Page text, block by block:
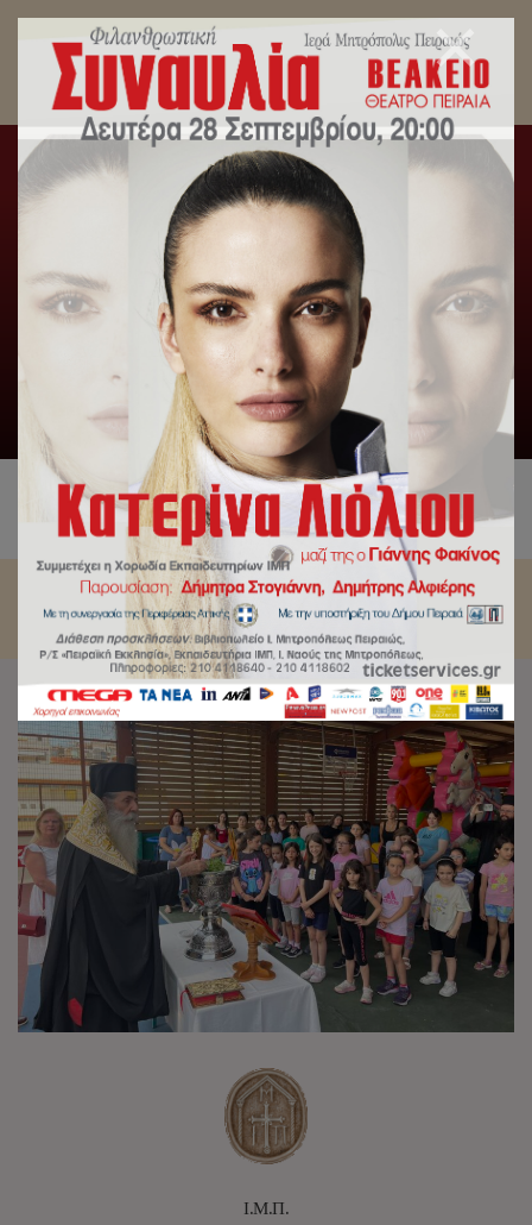
Με την Ακολουθία του Αγιασμού ξεκίνησε το
Summer Camp των Εκπαιδευτηρίων της Ι.Μ.
Πειραιώς.
Αρχική Slideshow,Γενική Κατηγορία,Δελτία Τύπου ,
Εκπαιδευτήρια
Με την Ακολουθία του Αγιασμού ξεκίνησε το
Summer Camp των Εκπαιδευτηρίων της Ι.Μ. Πειραιώς.
Ι.Μ.Π.